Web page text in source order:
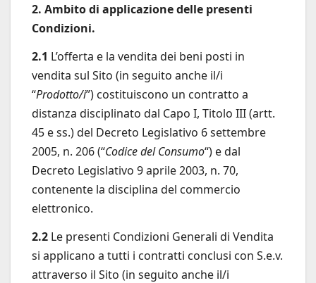
2. Ambito di applicazione delle presenti
Condizioni.
2.1 L’offerta e la vendita dei beni posti in
vendita sul Sito (in seguito anche il/i
“Prodotto/i”) costituiscono un contratto a
distanza disciplinato dal Capo I, Titolo III (artt.
45 e ss.) del Decreto Legislativo 6 settembre
2005, n. 206 (“Codice del Consumo“) e dal
Decreto Legislativo 9 aprile 2003, n. 70,
contenente la disciplina del commercio
elettronico.
2.2 Le presenti Condizioni Generali di Vendita
si applicano a tutti i contratti conclusi con S.e.v.
attraverso il Sito (in seguito anche il/i